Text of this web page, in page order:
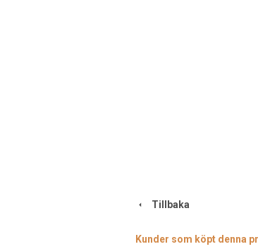
Tillbaka
Kunder som köpt denna